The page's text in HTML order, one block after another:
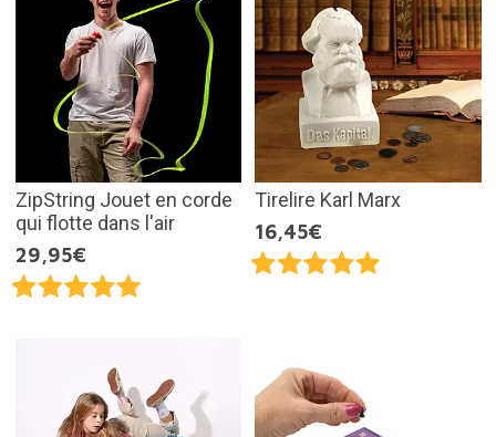
ZipString Jouet en corde
qui flotte dans l'air
29,95€
Tirelire Karl Marx
16,45€